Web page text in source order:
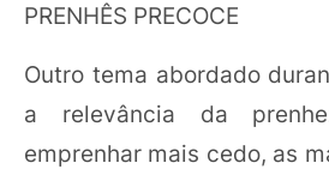
PRENHÊS PRECOCE
Outro tema abordado
a relevância da
emprenhar mais cedo, as